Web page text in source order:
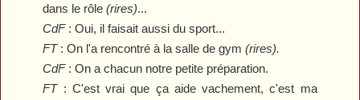
dans le rôle(rires)...
CdF :Oui, il faisait aussi du sport...
FT: On l'a rencontré à la salle de gym (rires).
CdF : On a chacun notre petite préparation.
FT: C'est vrai que ça aide vachement, c'est ma